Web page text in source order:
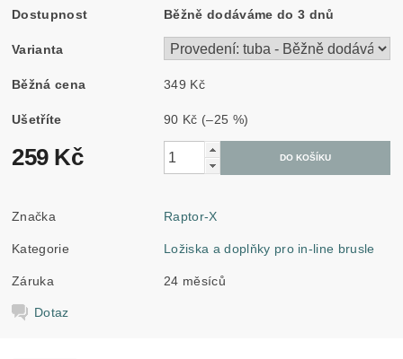
Dostupnost Běžně dodáváme do 3 dnů
Varianta
Běžná cena 349 Kč
Ušetříte 90 Kč (–25 %)
259 Kč
Značka Raptor-X
Kategorie Ložiska a doplňky pro in-line brusle
Záruka 24 měsíců
Dotaz